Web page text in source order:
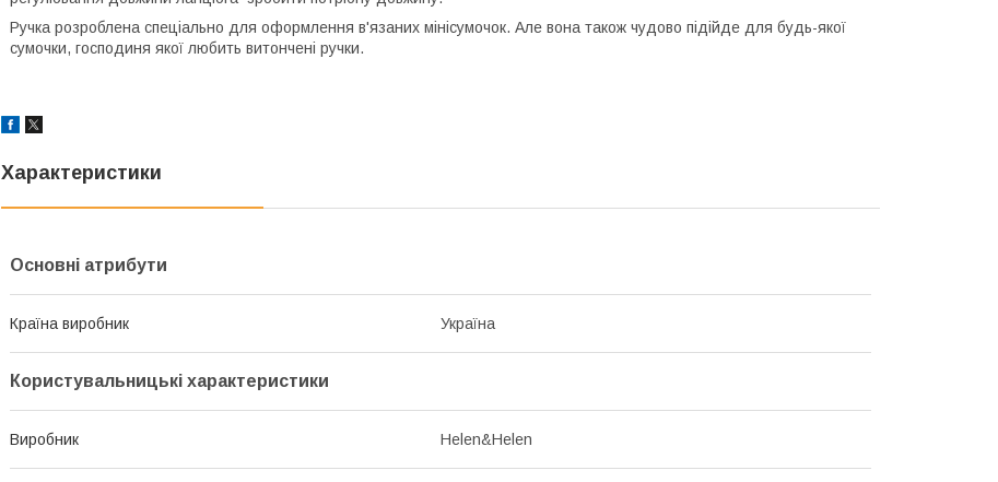
Ручка розроблена спеціально для оформлення в'язаних мінісумочок. Але вона також чудово підійде для будь-якої
сумочки, господиня якої любить витончені ручки.
Характеристики
Основні атрибути
Країна виробник Україна
Користувальницькі характеристики
Виробник Helen&Helen